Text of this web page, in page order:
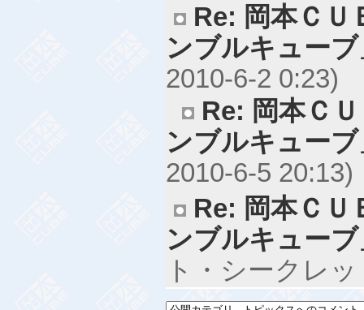
Re: 岡本ＣＵ
ンブルキュー
2010-6-2 0:23)
Re: 岡本Ｃ
ンブルキュー
2010-6-5 20:13)
Re: 岡本ＣＵ
ンブルキュー
ト・シークレ